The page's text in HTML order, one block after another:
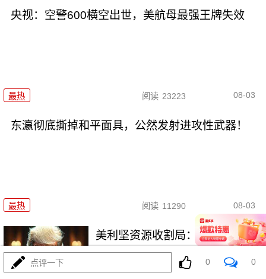
央视：空警600横空出世，美航母最强王牌失效
最热 阅读 23223 08-03
东瀛彻底撕掉和平面具，公然发射进攻性武器！
最热 阅读 11290 08-03
美利坚资源收割局：特朗普为何
对乌稀土\"摊牌\"
点评一下 0 0